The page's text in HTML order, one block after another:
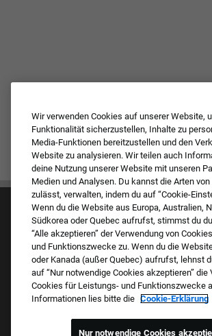
Kultur & Werte
Unsere Marken
Unternehmen
FAQ – Häufig gestellte
Wir verwenden Cookies auf unserer Website,
Funktionalität sicherzustellen, Inhalte zu
Media-Funktionen bereitzustellen und den
Website zu analysieren. Wir teilen auch
deine Nutzung unserer Website mit unseren
Medien und Analysen. Du kannst die Arten
zulässt, verwalten, indem du auf “Cookie-
Wenn du die Website aus Europa, Australien,
Südkorea oder Quebec aufrufst, stimmst du
“Alle akzeptieren” der Verwendung von
und Funktionszwecke zu. Wenn du die
oder Kanada (außer Quebec) aufrufst, lehnst
auf “Nur notwendige Cookies akzeptieren” die
Cookies für Leistungs- und Funktionszwecke
Informationen lies bitte die Cookie-Erklärung
Nur notwendige Cookies